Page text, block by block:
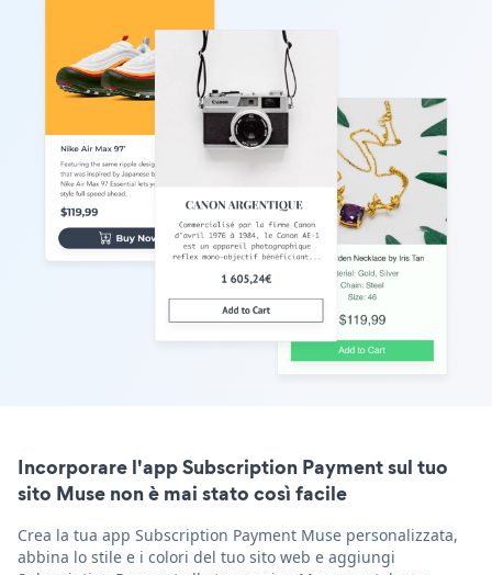
Incorporare l'app Subscription Payment sul tuo
sito Muse non è mai stato così facile
Crea la tua app Subscription Payment Muse personalizzata,
abbina lo stile e i colori del tuo sito web e aggiungi